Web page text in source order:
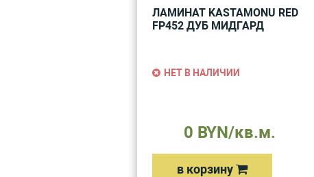
ЛАМИНАТ KASTAMONU RED
FP452 ДУБ МИДГАРД
НЕТ В НАЛИЧИИ
0 BYN/кв.м.
в корзину